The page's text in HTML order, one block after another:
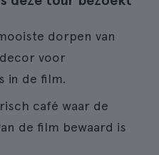
dorpen van
voor
in de film.
café waar de
de film bewaard is